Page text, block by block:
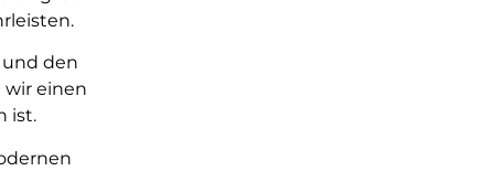
den
wir einen
ist.